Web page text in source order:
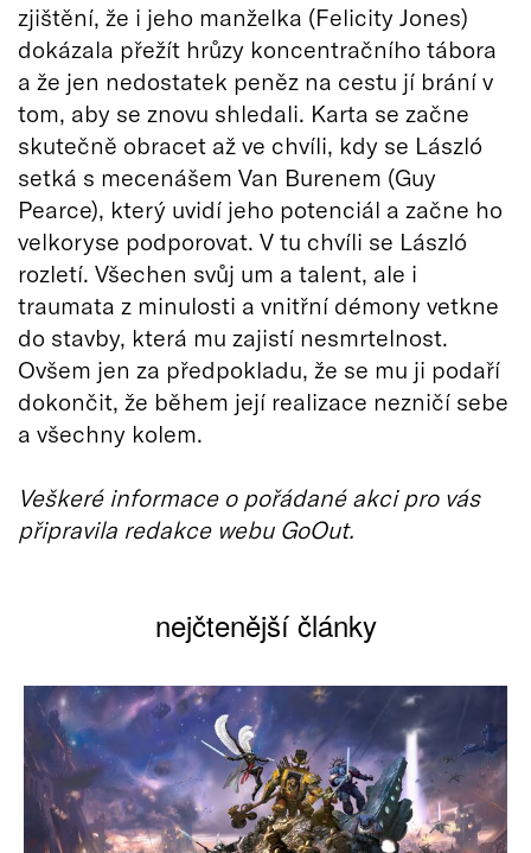
zjištění, že i jeho manželka (Felicity Jones)
dokázala přežít hrůzy koncentračního tábora
a že jen nedostatek peněz na cestu jí brání v
tom, aby se znovu shledali. Karta se začne
skutečně obracet až ve chvíli, kdy se László
setká s mecenášem Van Burenem (Guy
Pearce), který uvidí jeho potenciál a začne ho
velkoryse podporovat. V tu chvíli se László
rozletí. Všechen svůj um a talent, ale i
traumata z minulosti a vnitřní démony vetkne
do stavby, která mu zajistí nesmrtelnost.
Ovšem jen za předpokladu, že se mu ji podaří
dokončit, že během její realizace nezničí sebe
a všechny kolem.
Veškeré informace o pořádané akci pro vás
připravila redakce webu GoOut.
nejčtenější články